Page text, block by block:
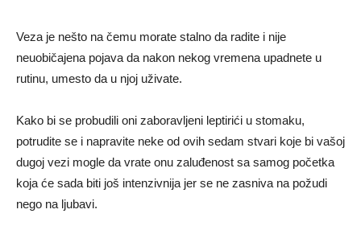
Veza je nešto na čemu morate stalno da radite i nije
neuobičajena pojava da nakon nekog vremena upadnete u
rutinu, umesto da u njoj uživate.
Kako bi se probudili oni zaboravljeni leptirići u stomaku,
potrudite se i napravite neke od ovih sedam stvari koje bi vašoj
dugoj vezi mogle da vrate onu zaluđenost sa samog početka
koja će sada biti još intenzivnija jer se ne zasniva na požudi
nego na ljubavi.